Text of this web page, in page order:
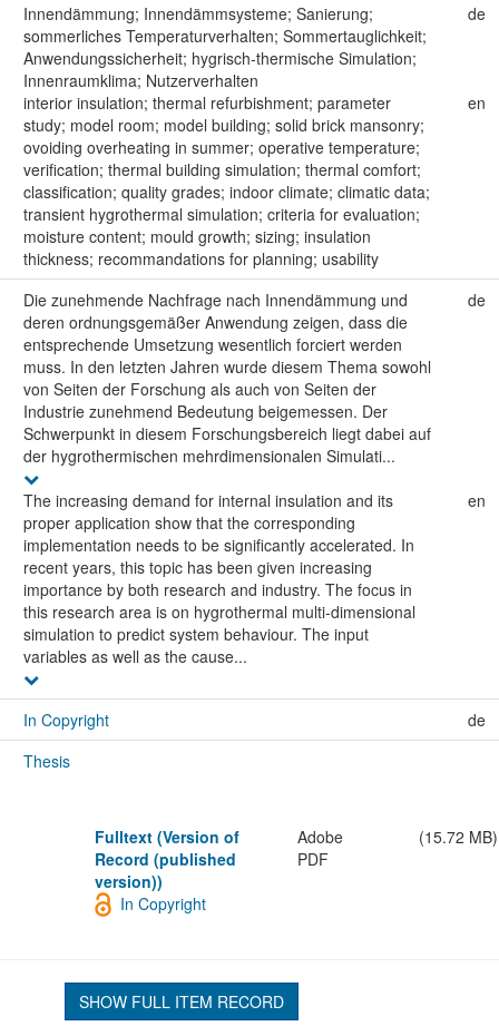
Innendämmung; Innendämmsysteme; Sanierung;
sommerliches Temperaturverhalten; Sommertauglichkeit;
Anwendungssicherheit; hygrisch-thermische Simulation;
Innenraumklima; Nutzerverhalten
de
interior insulation; thermal refurbishment; parameter
study; model room; model building; solid brick mansonry;
ovoiding overheating in summer; operative temperature;
verification; thermal building simulation; thermal comfort;
classification; quality grades; indoor climate; climatic data;
transient hygrothermal simulation; criteria for evaluation;
moisture content; mould growth; sizing; insulation
thickness; recommandations for planning; usability
en
Die zunehmende Nachfrage nach Innendämmung und
deren ordnungsgemäßer Anwendung zeigen, dass die
entsprechende Umsetzung wesentlich forciert werden
muss. In den letzten Jahren wurde diesem Thema sowohl
von Seiten der Forschung als auch von Seiten der
Industrie zunehmend Bedeutung beigemessen. Der
Schwerpunkt in diesem Forschungsbereich liegt dabei auf
der hygrothermischen mehrdimensionalen Simulati...
de
The increasing demand for internal insulation and its
proper application show that the corresponding
implementation needs to be significantly accelerated. In
recent years, this topic has been given increasing
importance by both research and industry. The focus in
this research area is on hygrothermal multi-dimensional
simulation to predict system behaviour. The input
variables as well as the cause...
en
In Copyright
de
Thesis
Fulltext (Version of
Record (published
version))
Adobe
PDF
(15.72 MB)
In Copyright
SHOW FULL ITEM RECORD